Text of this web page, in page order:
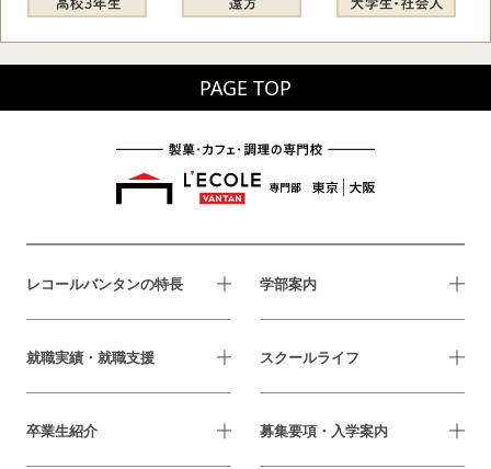
PAGE TOP
レコールバンタンの特長 学部案内
就職実績・就職支援 スクールライフ
卒業生紹介 募集要項・入学案内